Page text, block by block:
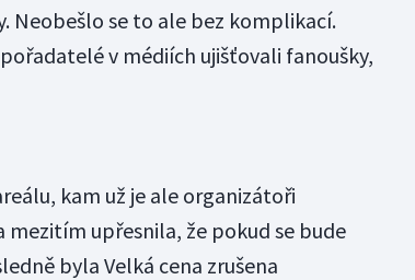
Neobešlo se to ale bez komplikací.
v médiích ujišťovali fanoušky,
kam už je ale organizátoři
upřesnila, že pokud se bude
byla Velká cena zrušena